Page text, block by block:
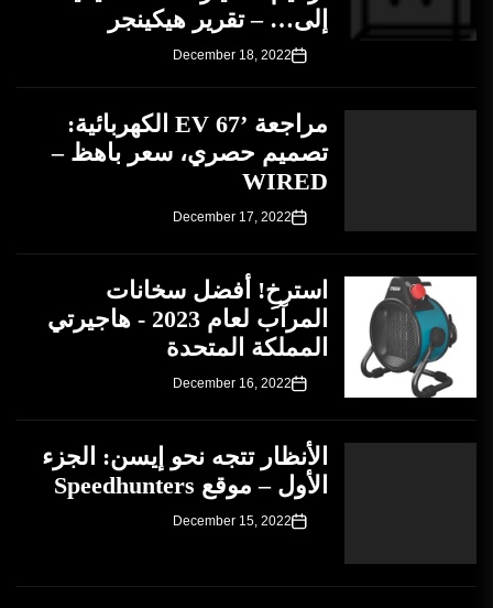
إلى… – تقرير هيكينجر
December 18, 2022
مراجعة ’67 EV الكهربائية:
تصميم حصري، سعر باهظ –
WIRED
December 17, 2022
استرخِ! أفضل سخانات
المرآب لعام 2023 - هاجيرتي
المملكة المتحدة
December 16, 2022
الأنظار تتجه نحو إيسن: الجزء
الأول – موقع Speedhunters
December 15, 2022